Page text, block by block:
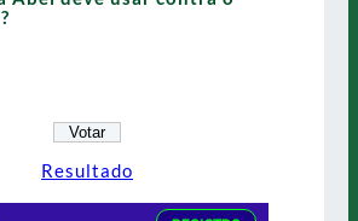
Resultado